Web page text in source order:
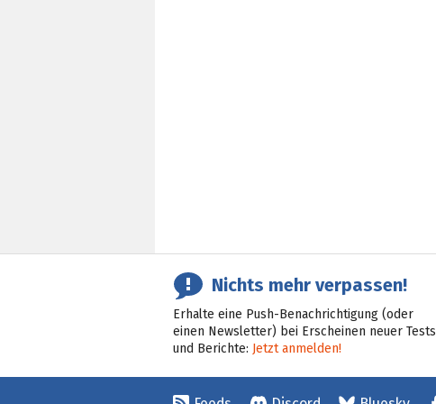
Nichts mehr verpassen!
Erhalte eine Push-Benachrichtigung (oder
einen Newsletter) bei Erscheinen neuer Tests
und Berichte: Jetzt anmelden!